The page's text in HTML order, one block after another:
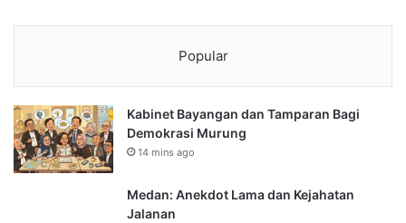
Popular
Kabinet Bayangan dan Tamparan Bagi
Demokrasi Murung
14 mins ago
Medan: Anekdot Lama dan Kejahatan
Jalanan